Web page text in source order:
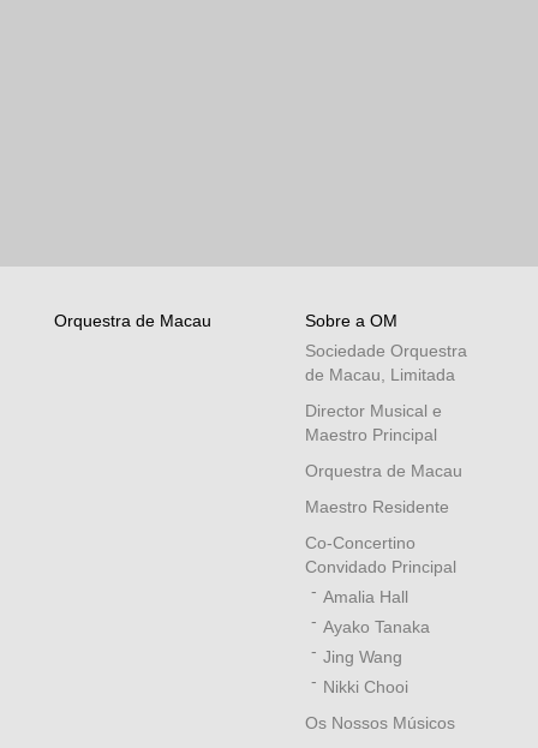
Orquestra de Macau
Sobre a OM
Sociedade Orquestra
de Macau, Limitada
Director Musical e
Maestro Principal
Orquestra de Macau
Maestro Residente
Co-Concertino
Convidado Principal
Amalia Hall
Ayako Tanaka
Jing Wang
Nikki Chooi
Os Nossos Músicos